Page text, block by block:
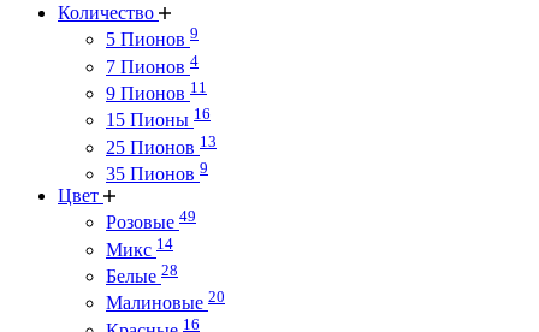
Количество
5 Пионов 9
7 Пионов 4
9 Пионов 11
15 Пионы 16
25 Пионов 13
35 Пионов 9
Цвет
Розовые 49
Микс 14
Белые 28
Малиновые 20
16